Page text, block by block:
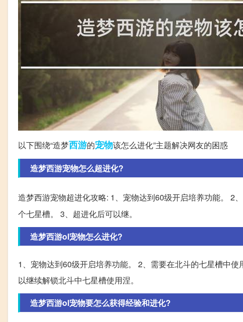
以下围绕“造梦西游的宠物该怎么进化”主题解决网友的困惑
造梦西游宠物怎么超进化?
造梦西游宠物超进化攻略: 1、宠物达到60级开启培养功能。 2
个七星槽。 3、超进化后可以继。
造梦西游ol宠物怎么进化?
1、宠物达到60级开启培养功能。 2、需要在北斗的七星槽中
以继续解锁北斗中七星槽使用涅。
造梦西游ol宠物要怎么获得经验和进化?